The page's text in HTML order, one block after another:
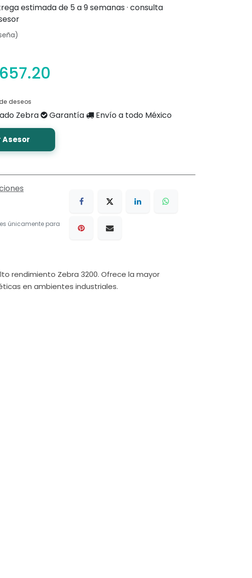
estimada de 5 a 9 semanas · consulta
deseos
Zebra Garantía Envío a todo México
únicamente para
rendimiento Zebra 3200. Ofrece la mayor
en ambientes industriales.